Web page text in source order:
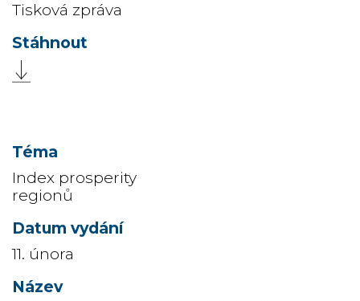
Tisková zpráva
Index prosperity
regionů
11. února